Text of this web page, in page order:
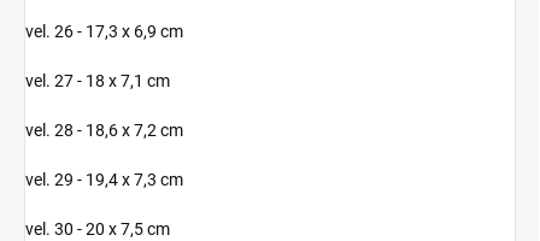
vel. 26 - 17,3 x 6,9 cm
vel. 27 - 18 x 7,1 cm
vel. 28 - 18,6 x 7,2 cm
vel. 29 - 19,4 x 7,3 cm
vel. 30 - 20 x 7,5 cm